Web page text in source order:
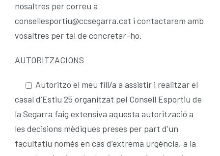
nosaltres per correu a
consellesportiu@ccsegarra.cat i contactarem amb
vosaltres per tal de concretar-ho.
AUTORITZACIONS
Autoritzo el meu fill/a a assistir i realitzar el
casal d’Estiu 25 organitzat pel Consell Esportiu de
la Segarra faig extensiva aquesta autorització a
les decisions mèdiques preses per part d’un
facultatiu només en cas d’extrema urgència, a la